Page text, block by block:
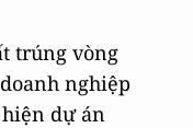
trúng vòng
nghiệp
dự án